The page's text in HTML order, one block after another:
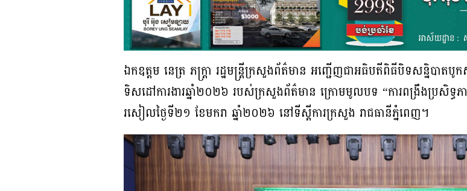
ឯកឧត្តម នេត្រ ភក្រ្តា រដ្ឋមន្ត្រីក្រសួងព័ត៌មាន អញ្ជើញជាអធិបតីពិធីបិទសន្និបាត
ទិសដៅការងារឆ្នាំ២០២៦ របស់ក្រសួងព័ត៌មាន ក្រោមមូលបទ “ការពង្រឹងប្រសិទ្ធភា
រសៀលថ្ងៃទី២១ ខែមករា ឆ្នាំ២០២៦ នៅទីស្តីការក្រសួង រាជធានីភ្នំពេញ។